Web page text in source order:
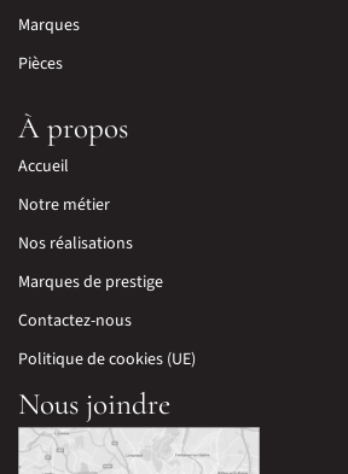
Marques
Pièces
À propos
Accueil
Notre métier
Nos réalisations
Marques de prestige
Contactez-nous
Politique de cookies (UE)
Nous joindre